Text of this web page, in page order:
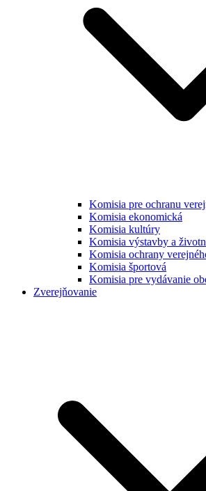
Komisia pre ochranu
Komisia ekonomická
Komisia kultúry
Komisia výstavby a
Komisia ochrany
Komisia športová
Komisia pre vydávanie
Zverejňovanie